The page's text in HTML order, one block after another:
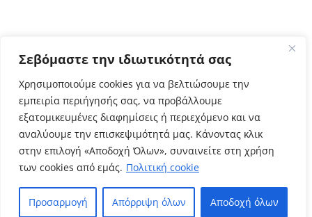
Σεβόμαστε την ιδιωτικότητά σας
Χρησιμοποιούμε cookies για να βελτιώσουμε την
εμπειρία περιήγησής σας, να προβάλλουμε
εξατομικευμένες διαφημίσεις ή περιεχόμενο και να
αναλύουμε την επισκεψιμότητά μας. Κάνοντας κλικ
στην επιλογή «Αποδοχή Όλων», συναινείτε στη χρήση
των cookies από εμάς. Πολιτική cookie
Προσαρμογή Απόρριψη όλων Αποδοχή όλων
Πολιτική Απορρήτου–Όροι Χρήσης